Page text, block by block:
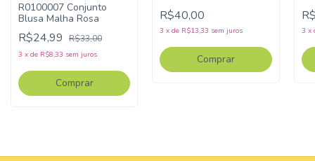
R0100007 Conjunto
Blusa Malha Rosa
R$24,99 R$33,00
3 x de R$8,33 sem juros
Comprar
R$40,00
3 xde R$13,33 sem juros
Comprar
3 x